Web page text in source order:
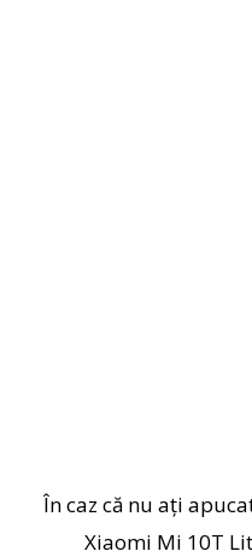
În caz că nu ați
Xiaomi Mi 10T